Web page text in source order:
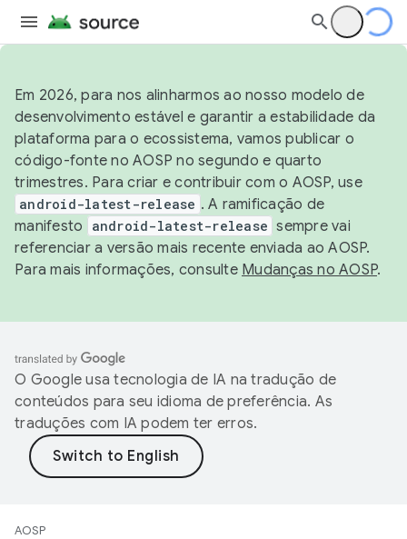
Em 2026, para nos alinharmos ao nosso modelo de
desenvolvimento estável e garantir a estabilidade da
plataforma para o ecossistema, vamos publicar o
código-fonte no AOSP no segundo e quarto
trimestres. Para criar e contribuir com o AOSP, use
android-latest-release . A ramificação de
manifesto
android-latest-release sempre vai
referenciar a versão mais recente enviada ao AOSP.
Para mais informações, consulte Mudanças no AOSP.
O Google usa tecnologia de IA na tradução de
conteúdos para seu idioma de preferência. As
traduções com IA podem ter erros.
AOSP